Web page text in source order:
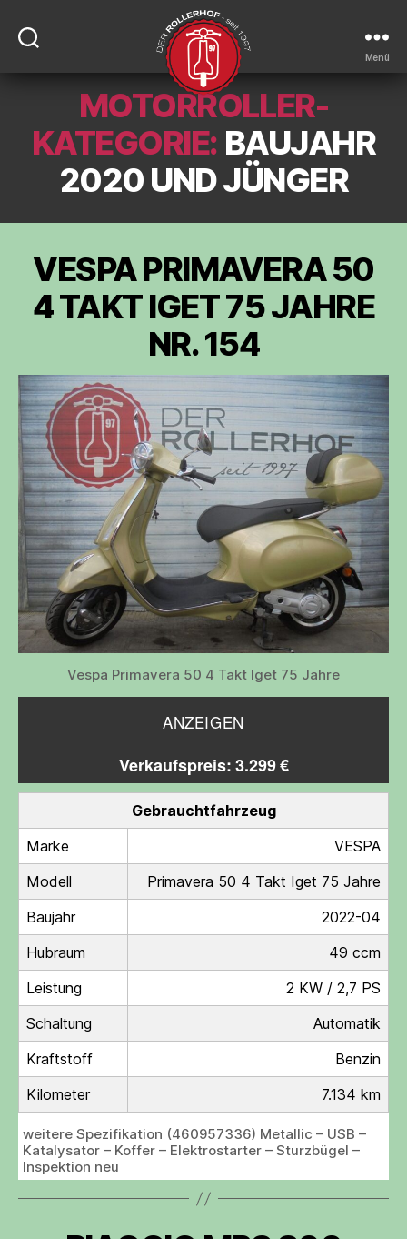
DER-
ROLLERHOF
Menü
MOTORROLLER-
KATEGORIE: BAUJAHR
2020 UND JÜNGER
VESPA PRIMAVERA 50
4 TAKT IGET 75 JAHRE
NR. 154
Vespa Primavera 50 4 Takt Iget 75 Jahre
ANZEIGEN
Verkaufspreis: 3.299 €
Gebrauchtfahrzeug
Marke
VESPA
Modell
Primavera 50 4 Takt Iget 75 Jahre
Baujahr
2022-04
Hubraum
49 ccm
Leistung
2 KW / 2,7 PS
Schaltung
Automatik
Kraftstoff
Benzin
Kilometer
7.134 km
weitere Spezifikation (460957336) Metallic – USB –
Katalysator – Koffer – Elektrostarter – Sturzbügel –
Inspektion neu